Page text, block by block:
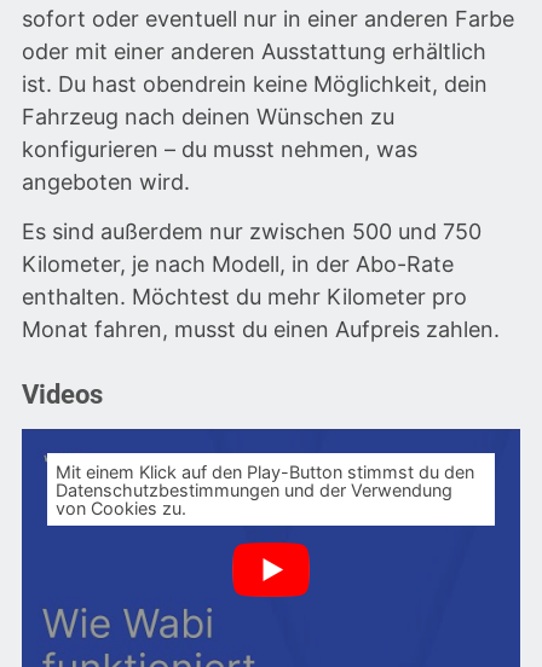
sofort oder eventuell nur in einer anderen Farbe
oder mit einer anderen Ausstattung erhältlich
ist. Du hast obendrein keine Möglichkeit, dein
Fahrzeug nach deinen Wünschen zu
konfigurieren – du musst nehmen, was
angeboten wird.
Es sind außerdem nur zwischen 500 und 750
Kilometer, je nach Modell, in der Abo-Rate
enthalten. Möchtest du mehr Kilometer pro
Monat fahren, musst du einen Aufpreis zahlen.
Videos